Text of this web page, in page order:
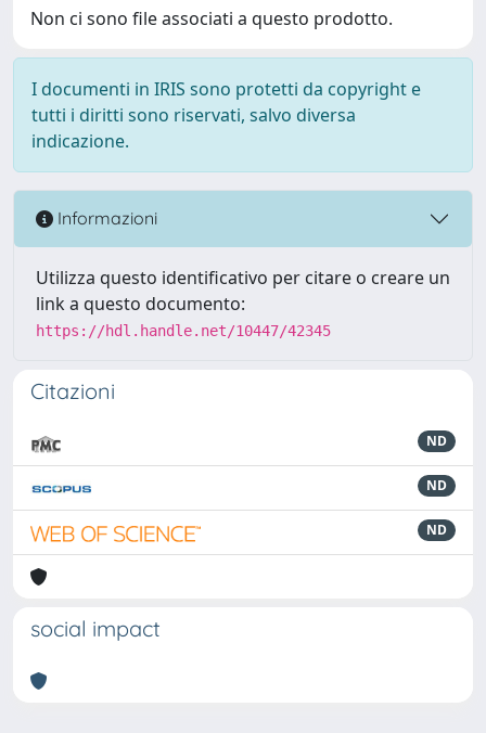
Non ci sono file associati a questo prodotto.
I documenti in IRIS sono protetti da copyright e
tutti i diritti sono riservati, salvo diversa
indicazione.
Informazioni
Utilizza questo identificativo per citare o creare un
link a questo documento:
https://hdl.handle.net/10447/42345
Citazioni
ND
ND
ND
social impact